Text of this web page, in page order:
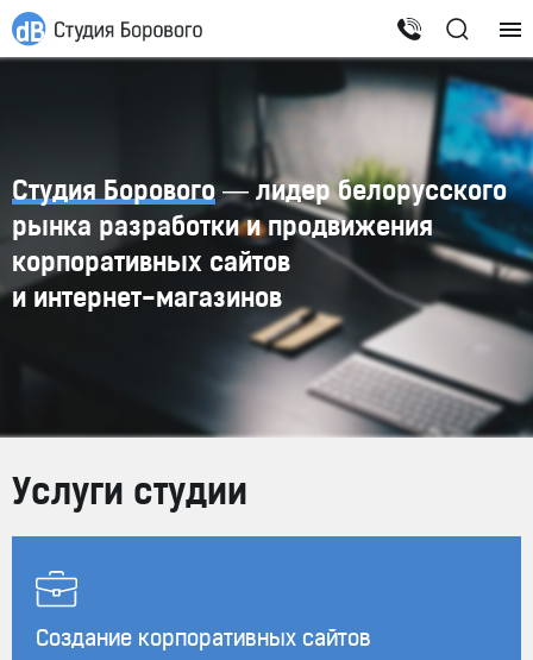
Студия Борового— лидер белорусского
рынка разработки и продвижения
корпоративных сайтов
и интернет-магазинов
Услуги студии
Создание корпоративных сайтов